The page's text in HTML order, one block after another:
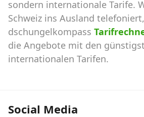
sondern internationale Tarife.
Schweiz ins Ausland
dschungelkompass
die Angebote mit den
internationalen Tarifen.
Social Media